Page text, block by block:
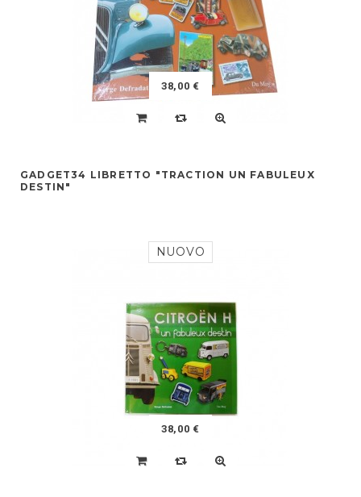
38,00 €
GADGET34 LIBRETTO "TRACTION UN FABULEUX
DESTIN"
NUOVO
38,00 €